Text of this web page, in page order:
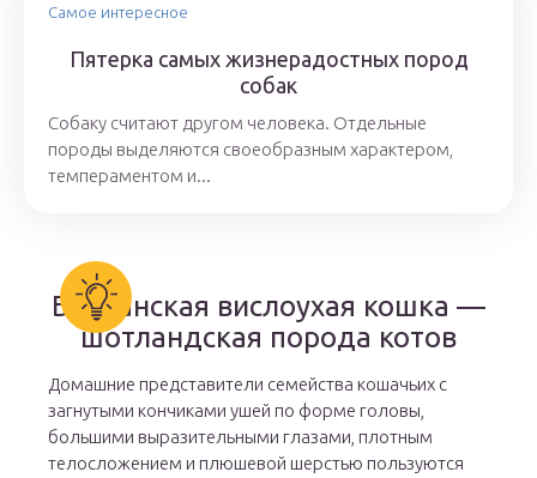
Самое интересное
Пятерка самых жизнерадостных пород
собак
Собаку считают другом человека. Отдельные
породы выделяются своеобразным характером,
темпераментом и...
Британская вислоухая кошка —
шотландская порода котов
Домашние представители семейства кошачьих с
загнутыми кончиками ушей по форме головы,
большими выразительными глазами, плотным
телосложением и плюшевой шерстью пользуются